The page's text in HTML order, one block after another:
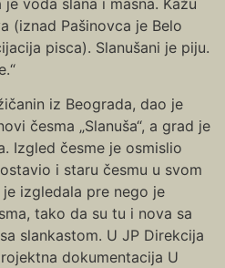
(iznad Pašinovca je Belo
pisca). Slanušani je piju.
iz Beograda, dao je
česma „Slanuša“, a grad je
Izgled česme je osmislio
i staru česmu u svom
izgledala pre nego je
tako da su tu i nova sa
slankastom. U JP Direkcija
dokumentacija U